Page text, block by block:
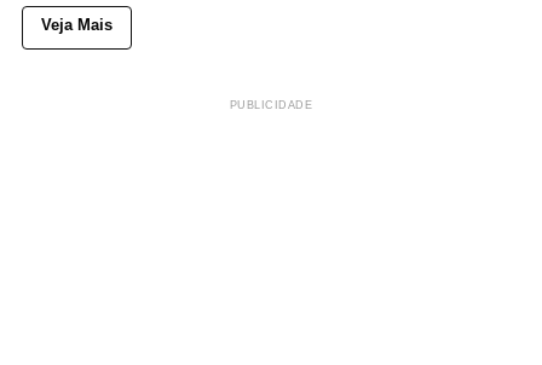
Veja Mais
PUBLICIDADE